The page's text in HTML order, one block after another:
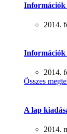
Információk
2014.
Információk
2014.
Összes
A lap
2014.